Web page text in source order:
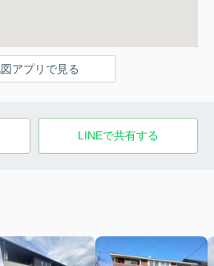
アプリで見る
LINEで共有する